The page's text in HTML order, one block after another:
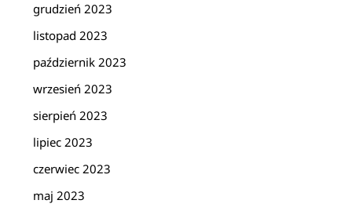
grudzień 2023
listopad 2023
październik 2023
wrzesień 2023
sierpień 2023
lipiec 2023
czerwiec 2023
maj 2023